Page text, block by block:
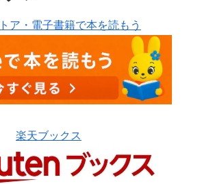
ア・電子書籍で本を読もう
楽天ブックス